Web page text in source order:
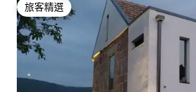
旅客精選
旅客精選